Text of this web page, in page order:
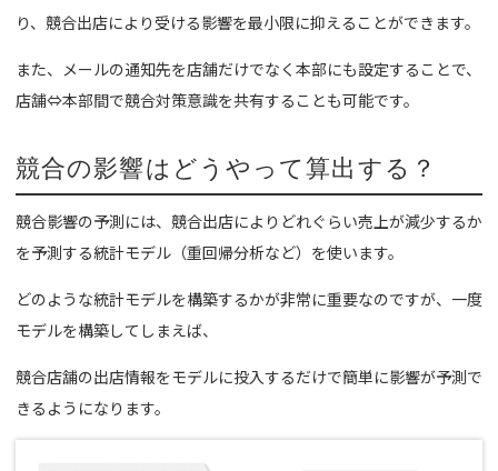
り、競合出店により受ける影響を最小限に抑えることができます。
また、メールの通知先を店舗だけでなく本部にも設定することで、
店舗⇔本部間で競合対策意識を共有することも可能です。
競合の影響はどうやって算出する？
競合影響の予測には、競合出店によりどれぐらい売上が減少するか
を予測する統計モデル（重回帰分析など）を使います。
どのような統計モデルを構築するかが非常に重要なのですが、一度
モデルを構築してしまえば、
競合店舗の出店情報をモデルに投入するだけで簡単に影響が予測で
きるようになります。